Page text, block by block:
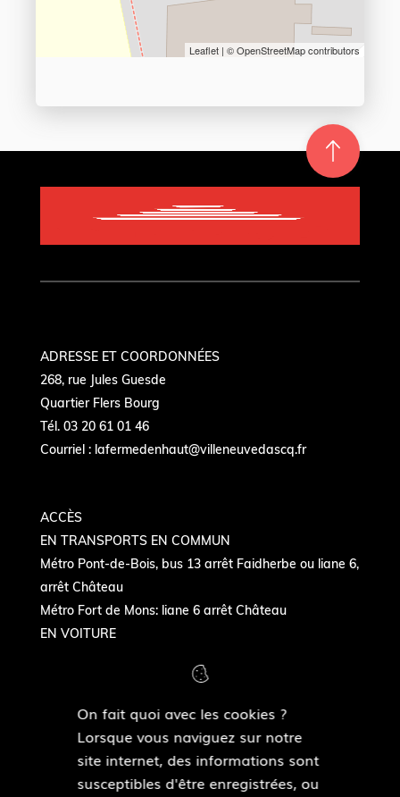
On fait quoi avec les cookies ?
Lorsque vous naviguez sur notre
site internet, des informations sont
susceptibles d'être enregistrées, ou
Leaflet | ©OpenStreetMapcontributors
Re
m
on
e
en hau
ADRESSE ET COORDONNÉES
268, rue Jules Guesde
Quartier Flers Bourg
Tél. 03 20 61 01 46
Courriel : lafermedenhaut@villeneuvedascq.fr
ACCÈS
EN TRANSPORTS EN COMMUN
Métro Pont-de-Bois, bus 13 arrêt Faidherbe ou liane 6,
arrêt Château
Métro Fort de Mons: liane 6 arrêt Château
EN VOITURE
NOUS SUIVRE